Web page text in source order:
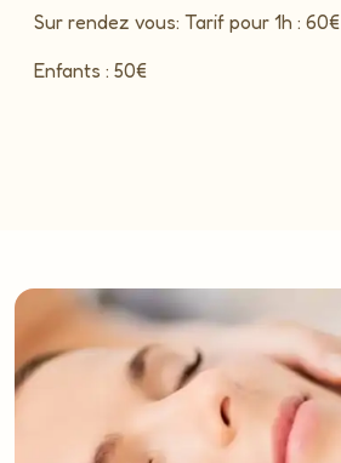
Sur rendez vous: Tarif pour 1h : 60€
Enfants : 50€